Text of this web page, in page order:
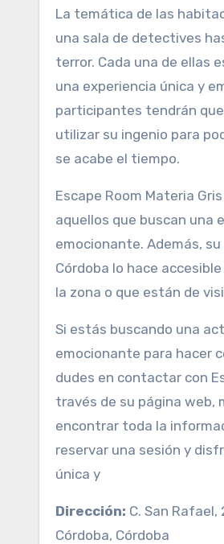
La temática de las
una sala de detectives
terror. Cada una de ellas
una experiencia única y
participantes tendrán
utilizar su ingenio para
se acabe el tiempo.
Escape Room Materia
aquellos que buscan una
emocionante. Además,
Córdoba lo hace
la zona o que están de
Si estás buscando una
emocionante para hacer
dudes en contactar con
través de su página web,
encontrar toda la
reservar una sesión y
única y
Dirección: C. San Rafael,
Córdoba, Córdoba